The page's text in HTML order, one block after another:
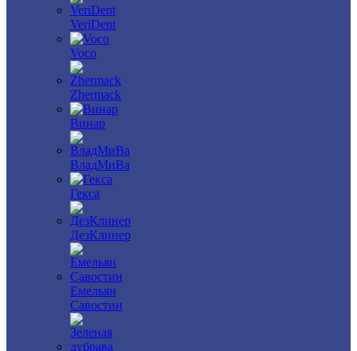
VeriDent
Voco
Zhermack
Винар
ВладМиВа
Гекса
ДезКлинер
Емельян
Савостин